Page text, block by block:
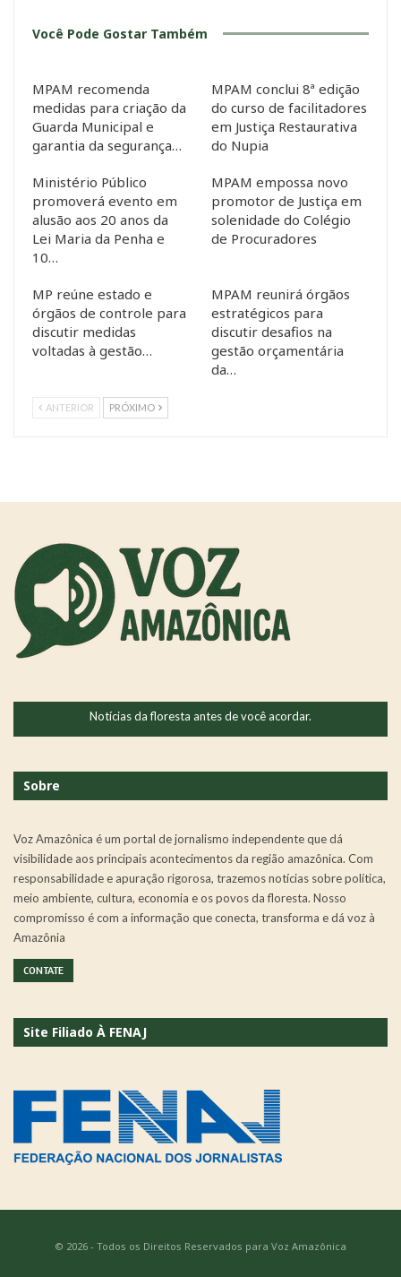
Você Pode Gostar Também
MPAM recomenda
medidas para criação da
Guarda Municipal e
garantia da segurança…
MPAM conclui 8ª edição
do curso de facilitadores
em Justiça Restaurativa
do Nupia
Ministério Público
promoverá evento em
alusão aos 20 anos da
Lei Maria da Penha e
10…
MPAM empossa novo
promotor de Justiça em
solenidade do Colégio
de Procuradores
MP reúne estado e
órgãos de controle para
discutir medidas
voltadas à gestão…
MPAM reunirá órgãos
estratégicos para
discutir desafios na
gestão orçamentária
da…
ANTERIOR PRÓXIMO
Notícias da floresta antes de você acordar.
Sobre
Voz Amazônica é um portal de jornalismo independente que dá
visibilidade aos principais acontecimentos da região amazônica. Com
responsabilidade e apuração rigorosa, trazemos notícias sobre política,
meio ambiente, cultura, economia e os povos da floresta. Nosso
compromisso é com a informação que conecta, transforma e dá voz à
Amazônia
CONTATE
Site Filiado À FENAJ
© 2026 - Todos os Direitos Reservados para Voz Amazônica